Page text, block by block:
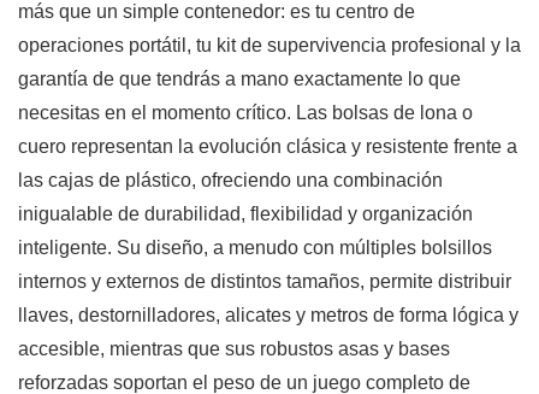
más que un simple contenedor: es tu centro de
operaciones portátil, tu kit de supervivencia profesional y la
garantía de que tendrás a mano exactamente lo que
necesitas en el momento crítico. Las bolsas de lona o
cuero representan la evolución clásica y resistente frente a
las cajas de plástico, ofreciendo una combinación
inigualable de durabilidad, flexibilidad y organización
inteligente. Su diseño, a menudo con múltiples bolsillos
internos y externos de distintos tamaños, permite distribuir
llaves, destornilladores, alicates y metros de forma lógica y
accesible, mientras que sus robustos asas y bases
reforzadas soportan el peso de un juego completo de